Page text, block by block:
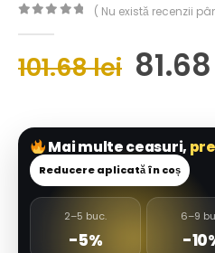
( Nu există recenzii
101.68lei 81.68
Mai multe ceasuri,
Reducere aplicată în coș
2–5 buc.
-5%
6–9
-